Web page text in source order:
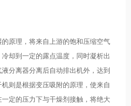
原理，将来自上游的饱和压缩空气
却到一定的露点温度，同时凝析出
分离器分离后自动排出机外，达到
则是根据变压吸附的原理，使来自
一定的压力下与干燥剂接触，将绝大